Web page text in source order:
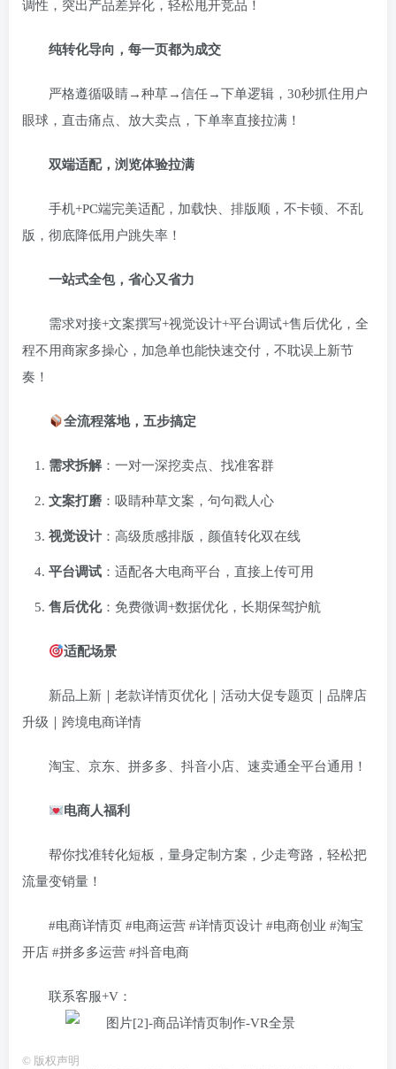
调性，突出产品差异化，轻松甩开竞品！
纯转化导向，每一页都为成交
严格遵循吸睛→种草→信任→下单逻辑，30秒抓住用户
眼球，直击痛点、放大卖点，下单率直接拉满！
双端适配，浏览体验拉满
手机+PC端完美适配，加载快、排版顺，不卡顿、不乱
版，彻底降低用户跳失率！
一站式全包，省心又省力
需求对接+文案撰写+视觉设计+平台调试+售后优化，全
程不用商家多操心，加急单也能快速交付，不耽误上新节
奏！
全流程落地，五步搞定
需求拆解：一对一深挖卖点、找准客群
文案打磨 ：吸睛种草文案，句句戳人心
视觉设计：高级质感排版，颜值转化双在线
平台调试 ：适配各大电商平台，直接上传可用
售后优化：免费微调+数据优化，长期保驾护航
适配场景
新品上新｜老款详情页优化｜活动大促专题页｜品牌店
升级｜跨境电商详情
淘宝、京东、拼多多、抖音小店、速卖通全平台通用！
电商人福利
帮你找准转化短板，量身定制方案，少走弯路，轻松把
流量变销量！
#电商详情页 #电商运营 #详情页设计 #电商创业 #淘宝
开店 #拼多多运营 #抖音电商
联系客服+V：
© 版权声明